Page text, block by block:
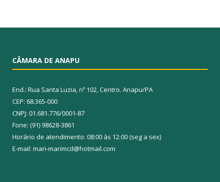
CÂMARA DE ANAPU
End.: Rua Santa Luzia, nº 102, Centro. Anapu/PA
CEP: 68.365-000
CNPJ: 01.681.776/0001-87
Fone: (91) 98628-3861
Horário de atendimento: 08:00 às 12:00 (seg a sex)
E-mail: mari-marimcd@hotmail.com